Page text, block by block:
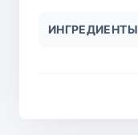
ИНГРЕДИЕНТЫ